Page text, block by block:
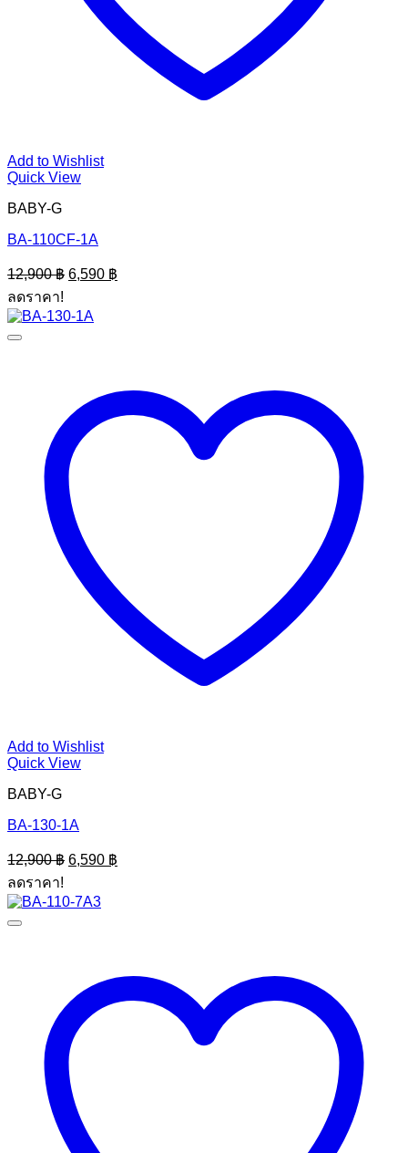
Add to Wishlist
Quick View
BABY-G
BA-110CF-1A
12,900฿ Original
price
12,900 ฿.
6,590 ฿
price
ลดราคา!
Add to Wishlist
Quick View
BABY-G
BA-130-1A
12,900฿ Original
price
12,900 ฿.
6,590 ฿
price
ลดราคา!